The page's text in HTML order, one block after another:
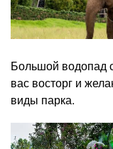
Большой водопад
вас восторг и
виды парка.